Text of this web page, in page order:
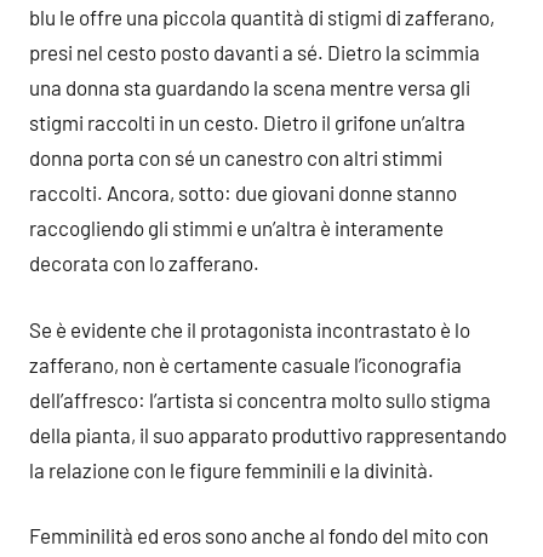
blu le offre una piccola quantità di stigmi di zafferano,
presi nel cesto posto davanti a sé. Dietro la scimmia
una donna sta guardando la scena mentre versa gli
stigmi raccolti in un cesto. Dietro il grifone un’altra
donna porta con sé un canestro con altri stimmi
raccolti. Ancora, sotto: due giovani donne stanno
raccogliendo gli stimmi e un’altra è interamente
decorata con lo zafferano.
Se è evidente che il protagonista incontrastato è lo
zafferano, non è certamente casuale l’iconografia
dell’affresco: l’artista si concentra molto sullo stigma
della pianta, il suo apparato produttivo rappresentando
la relazione con le figure femminili e la divinità.
Femminilità ed eros sono anche al fondo del mito con